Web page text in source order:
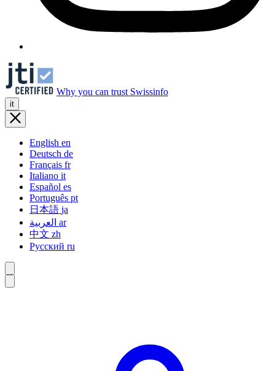
Why you can trust Swissinfo
it
English en
Deutsch de
Français fr
Italiano it
Español es
Português pt
日本語 ja
ar
中文 zh
Русский ru